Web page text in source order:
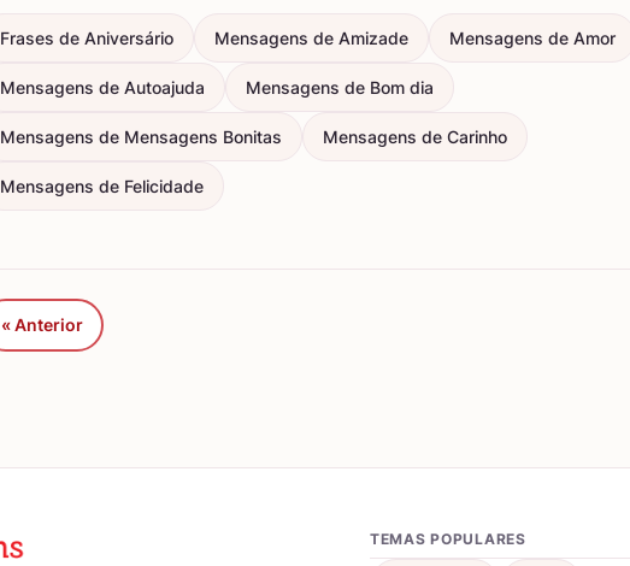
Frases de Aniversário Mensagens de Amizade Mensagens de Amor
Mensagens de Autoajuda Mensagens de Bom dia
Mensagens de Mensagens Bonitas Mensagens de Carinho
Mensagens de Felicidade
« Anterior
TEMAS POPULARES